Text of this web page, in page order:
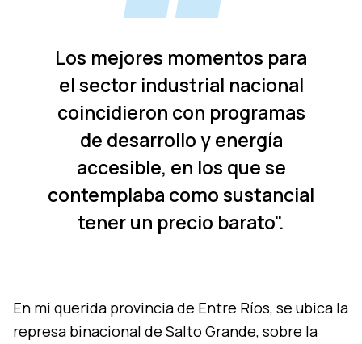
Los mejores momentos para
el sector industrial nacional
coincidieron con programas
de desarrollo y energía
accesible, en los que se
contemplaba como sustancial
tener un precio barato".
En mi querida provincia de Entre Ríos, se ubica la
represa binacional de Salto Grande, sobre la